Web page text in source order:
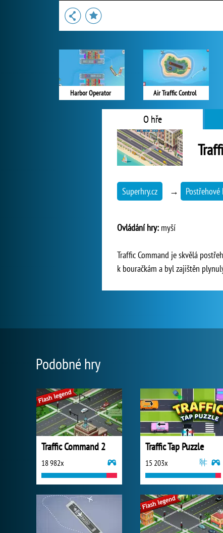
Harbor Operator Air Traffic Control
O hře
Superhry.cz → Postřehové
Ovládání hry: myší
Traffic Command je skvělá
k bouračkám a byl zajištěn
Podobné hry
Traffic Command 2
18 982x
Traffic Tap Puzzle
15 203x